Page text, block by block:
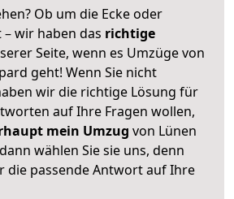
Ob um die Ecke oder
wir haben das richtige
Seite, wenn es Umzüge von
geht! Wenn Sie nicht
wir die richtige Lösung für
auf Ihre Fragen wollen,
mein Umzug von Lünen
wählen Sie sie uns, denn
die passende Antwort auf Ihre